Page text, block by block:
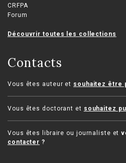
CRFPA
Forum
Découvrir toutes les collections
Contacts
Vous êtes auteur et souhaitez être
Vous êtes doctorant et souhaitez
Vous êtes libraire ou journaliste et
contacter ?